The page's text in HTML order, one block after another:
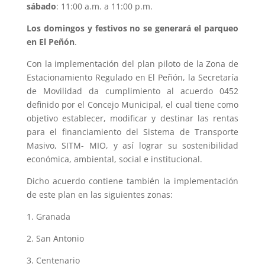
sábado: 11:00 a.m. a 11:00 p.m.
Los domingos y festivos no se generará el parqueo
en El Peñón.
Con la implementación del plan piloto de la Zona de
Estacionamiento Regulado en El Peñón, la Secretaría
de Movilidad da cumplimiento al acuerdo 0452
definido por el Concejo Municipal, el cual tiene como
objetivo establecer, modificar y destinar las rentas
para el financiamiento del Sistema de Transporte
Masivo, SITM- MIO, y así lograr su sostenibilidad
económica, ambiental, social e institucional.
Dicho acuerdo contiene también la implementación
de este plan en las siguientes zonas:
1. Granada
2. San Antonio
3. Centenario